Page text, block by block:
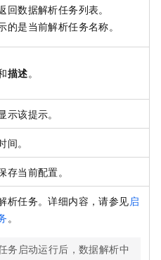
回数据解析任务列表。
的是当前解析任务名称。
描述。
示该提示。
。
存当前配置。
析任务。详细内容，请参见启
。
务启动运行后，数据解析中